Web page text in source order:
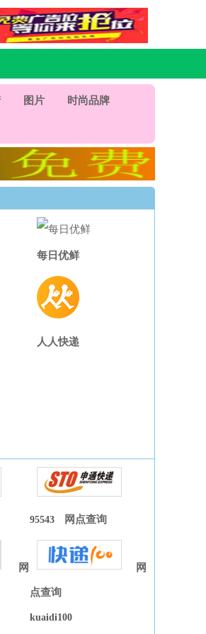
图片 时尚品牌
每日优鲜
人人快递
95543 网点查询
网 网
点查询
kuaidi100